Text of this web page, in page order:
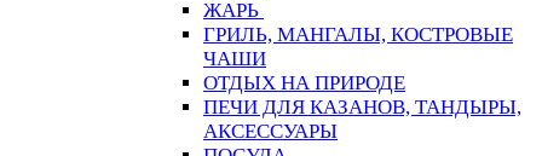
ЖАРЬ
ГРИЛЬ, МАНГАЛЫ, КОСТРОВЫЕ
ЧАШИ
ОТДЫХ НА ПРИРОДЕ
ПЕЧИ ДЛЯ КАЗАНОВ, ТАНДЫРЫ,
АКСЕССУАРЫ